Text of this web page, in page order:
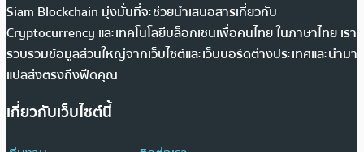
Siam Blockchain มุ่งมั่นที่จะช่วยนำเสนอสารเกี่ยวกับ
Cryptocurrency และเทคโนโลยีบล็อกเชนเพื่อคนไทย ในภาษาไทย เรา
รวบรวมข้อมูลส่วนใหญ่จากเว็บไซต์และเว็บบอร์ดต่างประเทศและนำมา
แปลส่งตรงถึงฟีดคุณ
เกี่ยวกับเว็บไซต์นี้